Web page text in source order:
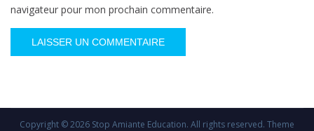
navigateur pour mon prochain commentaire.
Copyright © 2026 Stop Amiante Education. All rights reserved. Theme